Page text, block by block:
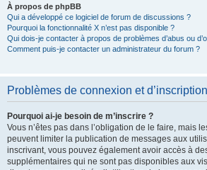
À propos de phpBB
Qui a développé ce logiciel de forum de discussions ?
Pourquoi la fonctionnalité X n’est pas disponible ?
Qui dois-je contacter à propos de problèmes d’abus ou
Comment puis-je contacter un administrateur du forum ?
Problèmes de connexion et d’inscription
Pourquoi ai-je besoin de m’inscrire ?
Vous n’êtes pas dans l’obligation de le faire, mais
peuvent limiter la publication de messages aux
inscrivant, vous pouvez également avoir accès à
supplémentaires qui ne sont pas disponibles aux